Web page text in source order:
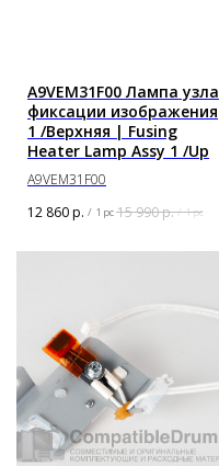
A9VEM31F00 Лампа узла
фиксации изображения
1 /Верхняя | Fusing
Heater Lamp Assy 1 /Up
A9VEM31F00
12 860р. / 1 pc 15 990р. / 1 pc